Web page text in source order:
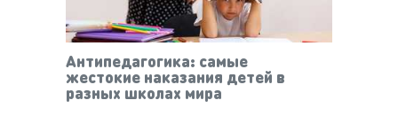
Антипедагогика: самые
жестокие наказания детей в
разных школах мира